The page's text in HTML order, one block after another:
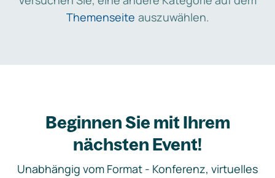
Themenseite auszuwählen.
Beginnen Sie mit Ihrem
nächsten Event!
Unabhängig vom Format - Konferenz, virtuelles